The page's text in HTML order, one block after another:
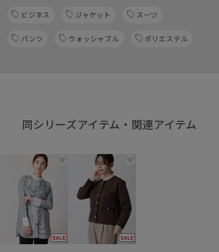
ビジネス ジャケット スーツ
パンツ ウォッシャブル ポリエステル
同シリーズアイテム・関連アイテム